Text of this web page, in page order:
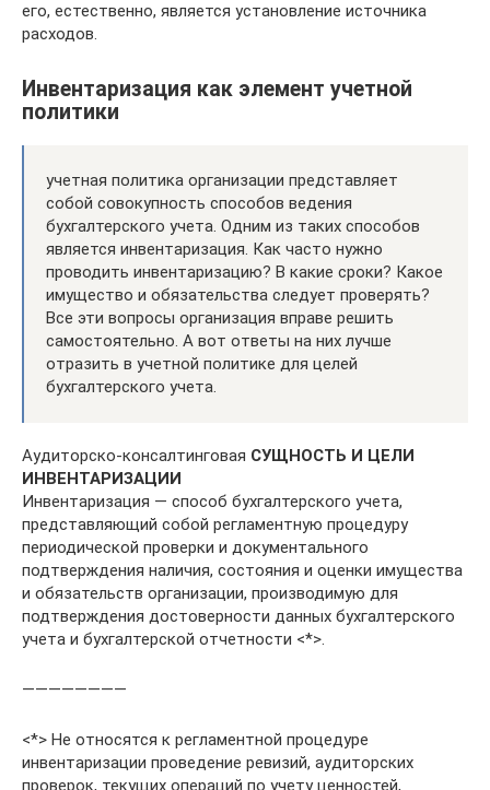
его, естественно, является установление источника
расходов.
Инвентаризация как элемент учетной
политики
учетная политика организации представляет
собой совокупность способов ведения
бухгалтерского учета. Одним из таких способов
является инвентаризация. Как часто нужно
проводить инвентаризацию? В какие сроки? Какое
имущество и обязательства следует проверять?
Все эти вопросы организация вправе решить
самостоятельно. А вот ответы на них лучше
отразить в учетной политике для целей
бухгалтерского учета.
Аудиторско-консалтинговая СУЩНОСТЬ И ЦЕЛИ
ИНВЕНТАРИЗАЦИИ
Инвентаризация — способ бухгалтерского учета,
представляющий собой регламентную процедуру
периодической проверки и документального
подтверждения наличия, состояния и оценки имущества
и обязательств организации, производимую для
подтверждения достоверности данных бухгалтерского
учета и бухгалтерской отчетности <*>.
————————
<*> Не относятся к регламентной процедуре
инвентаризации проведение ревизий, аудиторских
проверок, текущих операций по учету ценностей,